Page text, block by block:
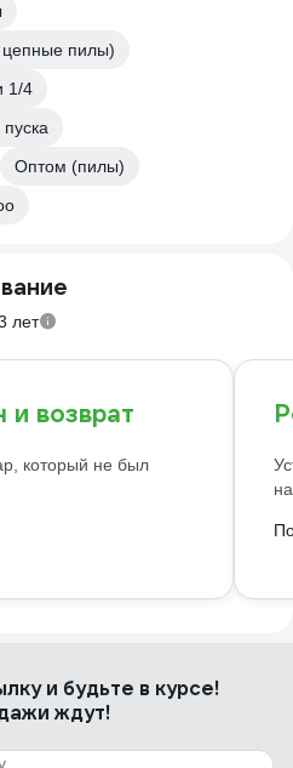
пилы)
1/4
Оптом (пилы)
лет
и возврат
который не был
и будьте в курсе!
ждут!